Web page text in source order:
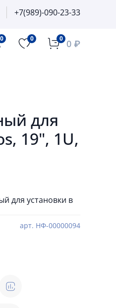
+7(989)-090-23-33
0 0 0 0 ₽
арт. НФ-00000094
для
19", 1U,
для установки в